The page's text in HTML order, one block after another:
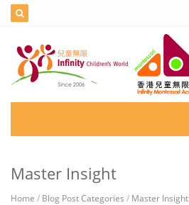
Master Insight
Home / Blog Post Categories / Master Insight